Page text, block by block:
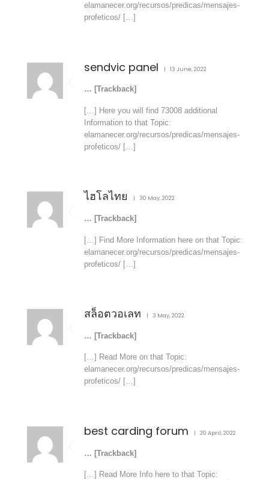
elamanecer.org/recursos/predicas/mensajes-
profeticos/ […]
sendvic panel 13 June, 2022
… [Trackback]
[…] Here you will find 73008 additional
Information to that Topic:
elamanecer.org/recursos/predicas/mensajes-
profeticos/ […]
ไฮโลไทย 30 May, 2022
… [Trackback]
[…] Find More Information here on that Topic:
elamanecer.org/recursos/predicas/mensajes-
profeticos/ […]
สล็อตวอเลท 3 May, 2022
… [Trackback]
[…] Read More on that Topic:
elamanecer.org/recursos/predicas/mensajes-
profeticos/ […]
best carding forum 20 April, 2022
… [Trackback]
[…] Read More Info here to that Topic: